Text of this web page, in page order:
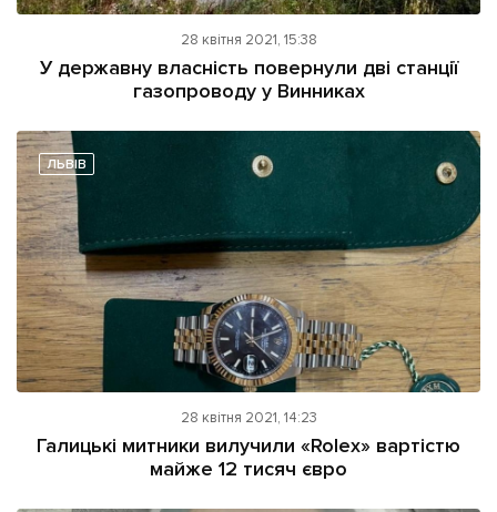
28 квітня 2021, 15:38
У державну власність повернули дві станції
газопроводу у Винниках
ЛЬВІВ
28 квітня 2021, 14:23
Галицькі митники вилучили «Rolex» вартістю
майже 12 тисяч євро